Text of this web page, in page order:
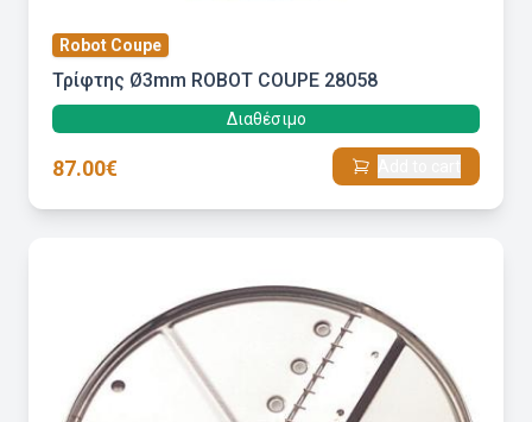
Robot Coupe
Τρίφτης Ø3mm ROBOT COUPE 28058
Διαθέσιμο
87.00€